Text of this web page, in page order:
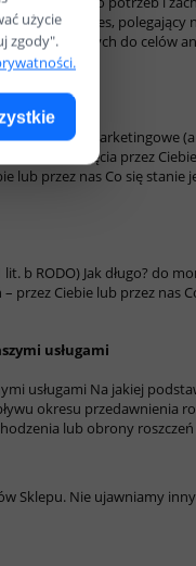
interes,
do celów
działania marketingowe
cofnięcia przez
lub przez nas Co się stanie
b RODO) Jak długo? do
przez Ciebie lub przez nas
usługami
usługami Na jakiej
okresu przedawnienia
lub obrony roszczeń
Sklepu. Nie ujawniamy
użycie
zgody".